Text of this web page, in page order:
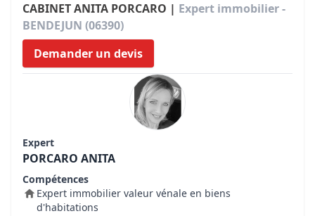
CABINET ANITA PORCARO | Expert immobilier -
BENDEJUN (06390)
Demander un devis
Expert
PORCARO ANITA
Compétences
Expert immobilier valeur vénale en biens
d'habitations